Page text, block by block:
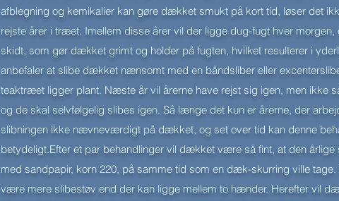
afblegning og kemikalier kan gøre dækket smukt på kort tid, løser det
rejste årer i træet. Imellem disse årer vil der ligge dug-fugt hver morgen,
skidt, som gør dækket grimt og holder på fugten, hvilket resulterer i
anbefaler at slibe dækket nænsomt med en båndsliber eller
teaktræet ligger plant. Næste år vil årerne have rejst sig igen, men ikke
og de skal selvfølgelig slibes igen. Så længe det kun er årerne, der
slibningen ikke nævneværdigt på dækket, og set over tid kan denne
betydeligt.Efter et par behandlinger vil dækket være så fint, at den årlige
med sandpapir, korn 220, på samme tid som en dæk-skurring ville tage.
være mere slibestøv end der kan ligge mellem to hænder. Herefter vil